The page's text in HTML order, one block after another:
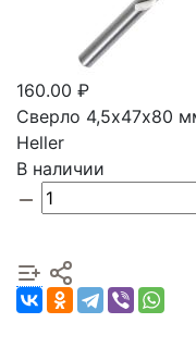
160.00 ₽
Сверло 4,5х47х80
Heller
В наличии